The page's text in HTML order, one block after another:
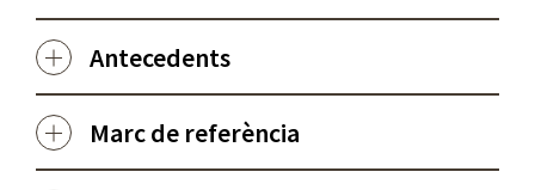
Antecedents
Marc de referència